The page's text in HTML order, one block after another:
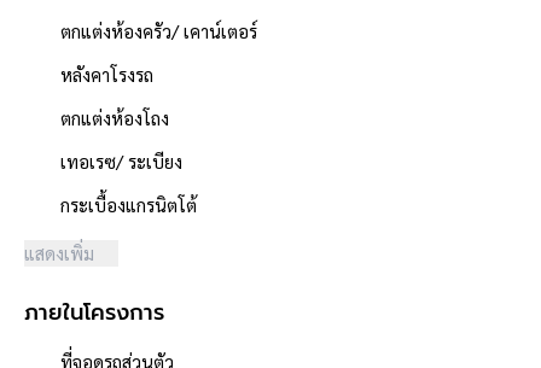
เนื้อที่ 17 ตารางวา
- พื้นที่ใช้สอย 165 ตารางเมตร
- หน้าบ้านหันไปทาง "ทิศใต้"
- น้ำประปา ไฟฟ้าพร้อมเข้าอยู่
- ค่าใช้จ่ายส่วนกลางนิติบุคคล 850 บาท/เดือน
**จุดเด่นโครงการ–สภาพแวดล้อม**
- โครงการตั้งอยู่บนถนนสายหลัก ได้แก่ ถนนลาดพร้าว,ถนนประเสริฐ
- ถนนโครงการกว้าง 8 เมตร
- สภาพแวดล้อมดี สะอาด
ตกแต่งห้องครัว/ เคาน์เตอร์
หลังคาโรงรถ
ตกแต่งห้องโถง
เทอเรซ/ ระเบียง
กระเบื้องแกรนิตโต้
แสดงเพิ่ม
ภายในโครงการ
ที่จอดรถส่วนตัว